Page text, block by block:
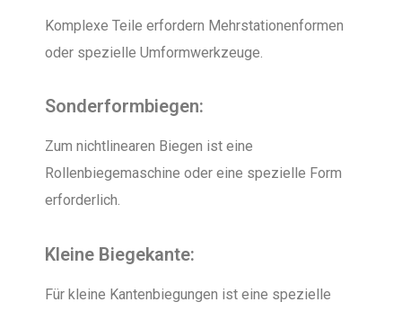
Komplexe Teile erfordern Mehrstationenformen
oder spezielle Umformwerkzeuge.
Sonderformbiegen:
Zum nichtlinearen Biegen ist eine
Rollenbiegemaschine oder eine spezielle Form
erforderlich.
Kleine Biegekante:
Für kleine Kantenbiegungen ist eine spezielle